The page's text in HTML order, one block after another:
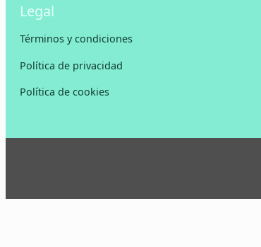
Legal
Términos y condiciones
Política de privacidad
Política de cookies